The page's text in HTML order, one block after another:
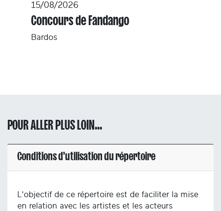
15/08/2026
Concours de Fandango
Bardos
POUR ALLER PLUS LOIN...
Conditions d'utilisation du répertoire
L'objectif de ce répertoire est de faciliter la mise
en relation avec les artistes et les acteurs